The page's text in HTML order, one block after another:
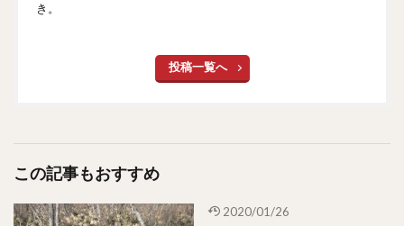
き。
投稿一覧へ
この記事もおすすめ
2020/01/26